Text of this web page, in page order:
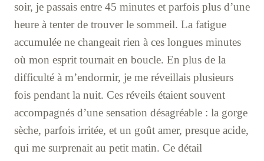
soir, je passais entre 45 minutes et parfois plus d’une
heure à tenter de trouver le sommeil. La fatigue
accumulée ne changeait rien à ces longues minutes
où mon esprit tournait en boucle. En plus de la
difficulté à m’endormir, je me réveillais plusieurs
fois pendant la nuit. Ces réveils étaient souvent
accompagnés d’une sensation désagréable : la gorge
sèche, parfois irritée, et un goût amer, presque acide,
qui me surprenait au petit matin. Ce détail